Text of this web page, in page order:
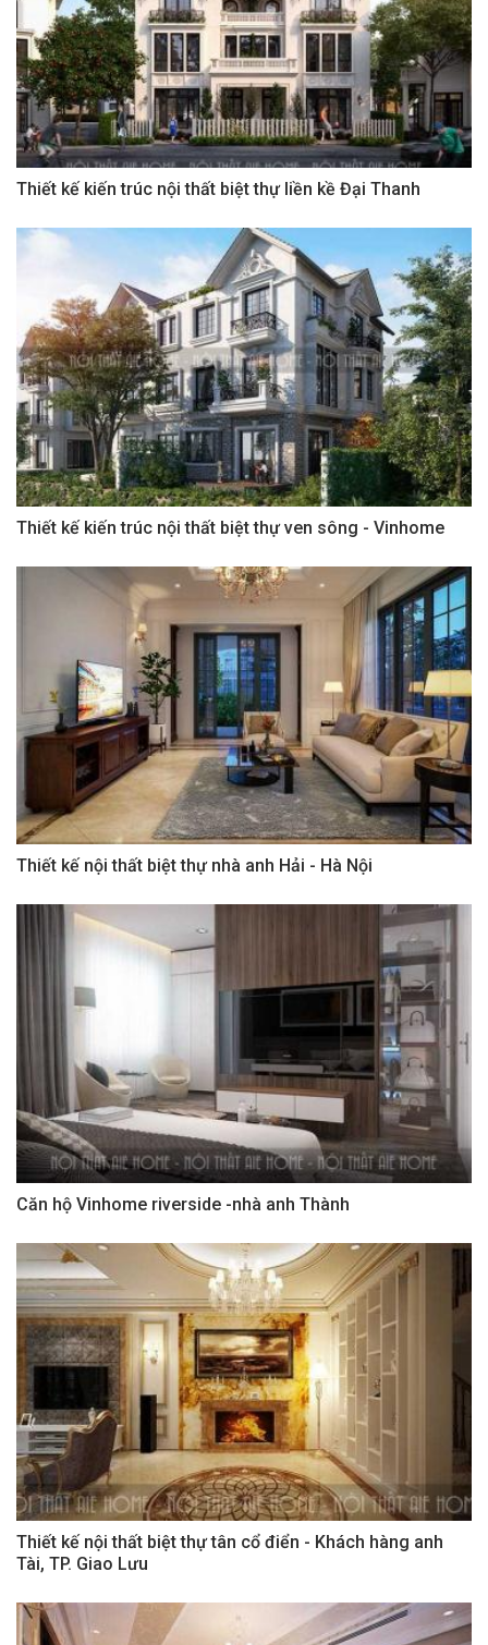
Thiết kế kiến trúc nội thất biệt thự liền kề Đại Thanh
Thiết kế kiến trúc nội thất biệt thự ven sông - Vinhome
Thiết kế nội thất biệt thự nhà anh Hải - Hà Nội
Căn hộ Vinhome riverside -nhà anh Thành
Thiết kế nội thất biệt thự tân cổ điển - Khách hàng anh
Tài, TP. Giao Lưu